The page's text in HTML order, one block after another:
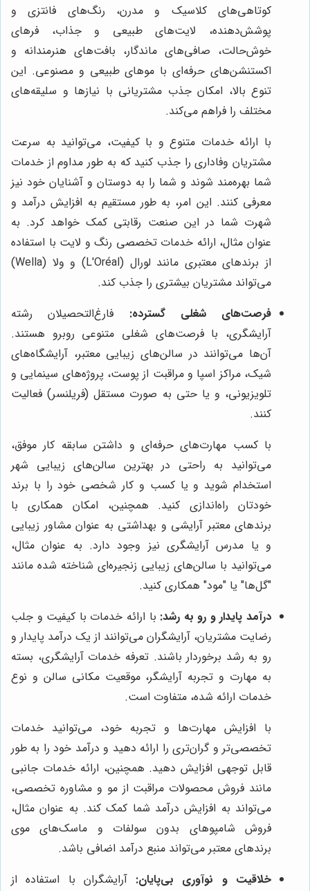
کوتاهی‌های کلاسیک و مدرن، رنگ‌های فانتزی و
پوشش‌دهنده، لایت‌های طبیعی و جذاب، فرهای
خوش‌حالت، صافی‌های ماندگار، بافت‌های هنرمندانه و
اکستنشن‌های حرفه‌ای با موهای طبیعی و مصنوعی. این
تنوع بالا، امکان جذب مشتریانی با نیازها و سلیقه‌های
مختلف را فراهم می‌کند.
با ارائه خدمات متنوع و با کیفیت، می‌توانید به سرعت
مشتریان وفاداری را جذب کنید که به طور مداوم از خدمات
شما بهره‌مند شوند و شما را به دوستان و آشنایان خود نیز
معرفی کنند. این امر، به طور مستقیم به افزایش درآمد و
شهرت شما در این صنعت رقابتی کمک خواهد کرد. به
عنوان مثال، ارائه خدمات تخصصی رنگ و لایت با استفاده
از برندهای معتبری مانند لورال (L'Oréal) و ولا (Wella)
می‌تواند مشتریان بیشتری را جذب کند.
فرصت‌های شغلی گسترده: فارغ‌التحصیلان رشته
آرایشگری، با فرصت‌های شغلی متنوعی روبرو هستند.
آن‌ها می‌توانند در سالن‌های زیبایی معتبر، آرایشگاه‌های
شیک، مراکز اسپا و مراقبت از پوست، پروژه‌های سینمایی و
تلویزیونی، و یا حتی به صورت مستقل (فریلنسر) فعالیت
کنند.
با کسب مهارت‌های حرفه‌ای و داشتن سابقه کار موفق،
می‌توانید به راحتی در بهترین سالن‌های زیبایی شهر
استخدام شوید و یا کسب و کار شخصی خود را با برند
خودتان راه‌اندازی کنید. همچنین، امکان همکاری با
برندهای معتبر آرایشی و بهداشتی به عنوان مشاور زیبایی
و یا مدرس آرایشگری نیز وجود دارد. به عنوان مثال،
می‌توانید با سالن‌های زیبایی زنجیره‌ای شناخته شده مانند
"گل‌ها" یا "مود" همکاری کنید.
درآمد پایدار و رو به رشد: با ارائه خدمات با کیفیت و جلب
رضایت مشتریان، آرایشگران می‌توانند از یک درآمد پایدار و
رو به رشد برخوردار باشند. تعرفه خدمات آرایشگری، بسته
به مهارت و تجربه آرایشگر، موقعیت مکانی سالن و نوع
خدمات ارائه شده، متفاوت است.
با افزایش مهارت‌ها و تجربه خود، می‌توانید خدمات
تخصصی‌تر و گران‌تری را ارائه دهید و درآمد خود را به طور
قابل توجهی افزایش دهید. همچنین، ارائه خدمات جانبی
مانند فروش محصولات مراقبت از مو و مشاوره تخصصی،
می‌تواند به افزایش درآمد شما کمک کند. به عنوان مثال،
فروش شامپوهای بدون سولفات و ماسک‌های موی
برندهای معتبر می‌تواند منبع درآمد اضافی باشد.
خلاقیت و نوآوری بی‌پایان: آرایشگران با استفاده از